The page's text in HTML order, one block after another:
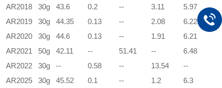
AR2018 30g 43.6 0.2 -- 3.11
5.97
AR2019
30g 44.35 0.13 -- 2.08
6.22
AR2020
30g 44.6 0.13 -- 1.91
6.21
AR2021
50g 42.11 -- 51.41 --
6.48
AR2022
30g -- 0.58 -- 13.54
--
AR2025
30g 45.52 0.1 -- 1.2
6.3